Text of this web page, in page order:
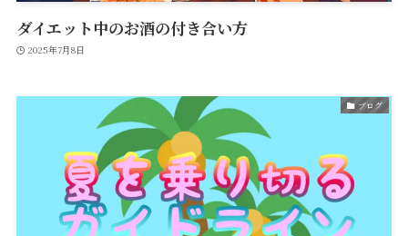
ダイエット中のお酒の付き合い方
2025年7月8日
ブログ